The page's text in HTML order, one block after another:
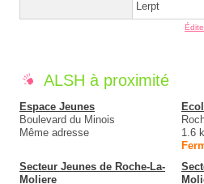
Lerpt
ALSH à proximité
Espace Jeunes
Boulevard du Minois
Même adresse
1.6
Secteur Jeunes de Roche-La-
Moliere